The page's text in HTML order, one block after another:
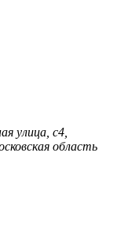
улица, с4,
область